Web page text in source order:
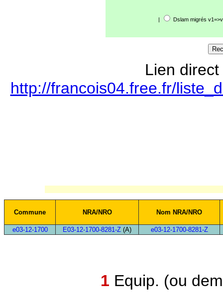
| Dslam migrés
Lien
http://francois04.free.fr/
Commune NRA/NRO Nom NRA/NRO
e03-12-1700 E03-12-1700-8281-Z (A) e03-12-1700-8281-Z
1 Equip. (ou